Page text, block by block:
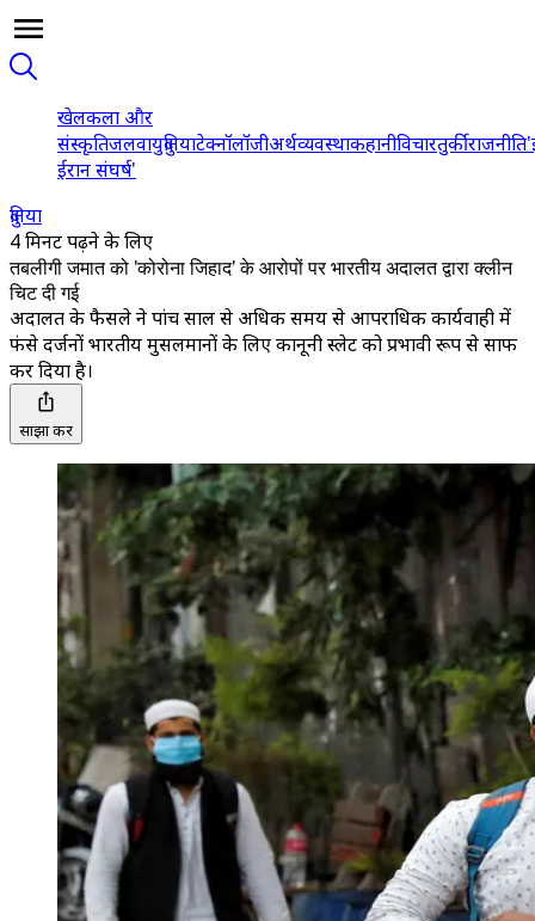
खेलकला और
संस्कृतिजलवायुदुनियाटेक्नॉलॉजीअर्थव्यवस्थाकहानीविचारतुर्कीराजनीति
ईरान संघर्ष'
दुनिया
4 मिनट पढ़ने के लिए
तबलीगी जमात को 'कोरोना जिहाद' के आरोपों पर भारतीय अदालत द्वारा क्लीन
चिट दी गई
अदालत के फैसले ने पांच साल से अधिक समय से आपराधिक कार्यवाही में
फंसे दर्जनों भारतीय मुसलमानों के लिए कानूनी स्लेट को प्रभावी रूप से साफ
कर दिया है।
साझा करें